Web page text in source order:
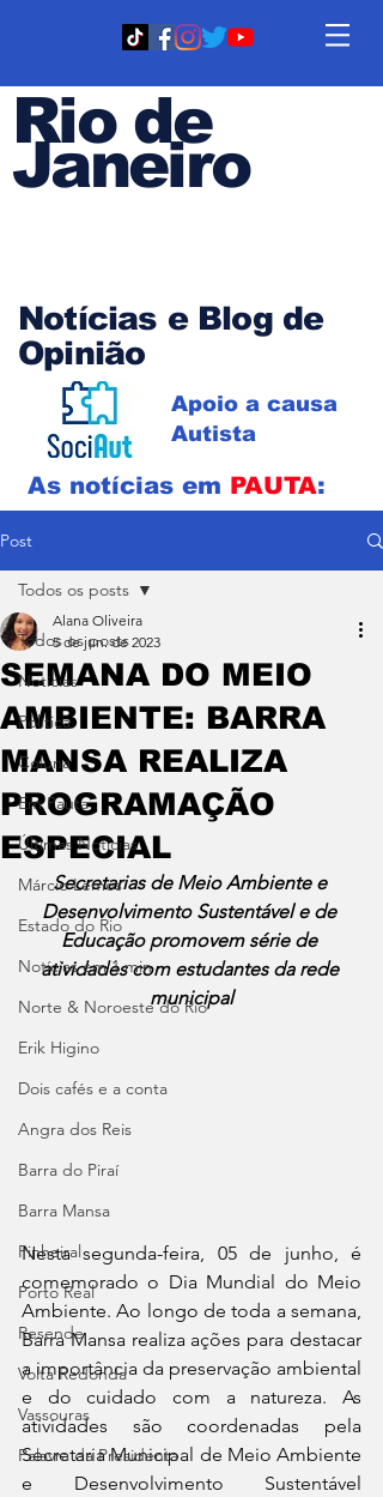
Rio de
Janeiro
Notícias e Blog de
Opinião
Apoio a causa
Autista
As notícias em PAUTA:
Post
Todos os posts
Notícias
Política
Coluna
Em Pauta
Últimas Notícias
Márcio Lemos
Estado do Rio
Notícias em 1 min
Norte & Noroeste do Rio
Erik Higino
Dois cafés e a conta
Angra dos Reis
Barra do Piraí
Barra Mansa
Pinheiral
Porto Real
Resende
Volta Redonda
Vassouras
Palavra da Presidenta
Todos os posts
SEMANA DO MEIO
AMBIENTE: BARRA
MANSA REALIZA
PROGRAMAÇÃO
ESPECIAL
Alana Oliveira
5 de jun. de 2023
Secretarias de Meio Ambiente e
Desenvolvimento Sustentável e de
Educação promovem série de
atividades com estudantes da rede
municipal
Nesta segunda-feira, 05 de junho, é
comemorado o Dia Mundial do Meio
Ambiente. Ao longo de toda a semana,
Barra Mansa realiza ações para destacar
a importância da preservação ambiental
e do cuidado com a natureza. As
atividades são coordenadas pela
Secretaria Municipal de Meio Ambiente
e Desenvolvimento Sustentável